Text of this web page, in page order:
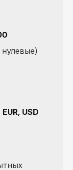
EUR, USD